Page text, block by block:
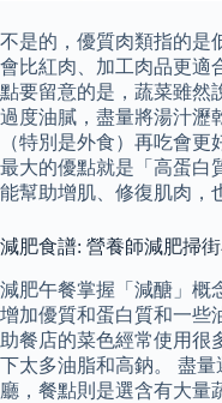
不是的，優質肉類指的是
會比紅肉、加工肉品更適
點要留意的是，蔬菜雖然
過度油膩，盡量將湯汁瀝
（特別是外食）再吃會更
最大的優點就是「高蛋白
能幫助增肌、修復肌肉，
減肥食譜: 營養師減肥掃街
減肥午餐掌握「減醣」概
增加優質和蛋白質和一些
助餐店的菜色經常使用很
下太多油脂和高鈉。 盡
廳，餐點則是選含有大量